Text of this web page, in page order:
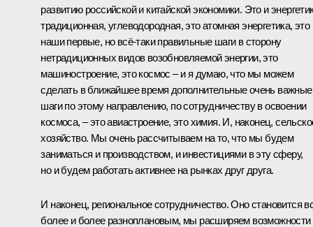
развитию российской и китайской экономики. Это и
традиционная, углеводородная, это атомная энергетика, это
наши первые, но всё‑таки правильные шаги в сторону
нетрадиционных видов возобновляемой энергии, это
машиностроение, это космос – и я думаю, что мы можем
сделать в ближайшее время дополнительные очень важные
шаги по этому направлению, по сотрудничеству в освоении
космоса, – это авиастроение, это химия. И, наконец,
хозяйство. Мы очень рассчитываем на то, что мы будем
заниматься и производством, и инвестициями в эту сферу,
но и будем работать активнее на рынках друг друга.
И наконец, региональное сотрудничество. Оно становится
более и более разноплановым, мы расширяем возможности